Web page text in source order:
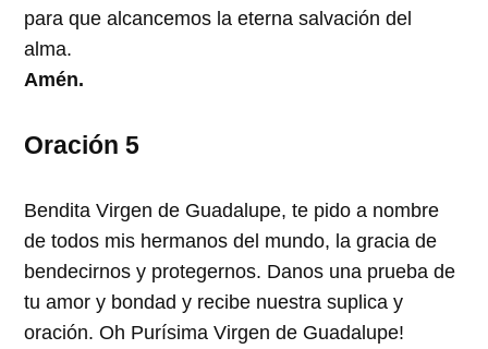
para que alcancemos la eterna salvación del
alma.
Amén.
Oración 5
Bendita Virgen de Guadalupe, te pido a nombre
de todos mis hermanos del mundo, la gracia de
bendecirnos y protegernos. Danos una prueba de
tu amor y bondad y recibe nuestra suplica y
oración. Oh Purísima Virgen de Guadalupe!